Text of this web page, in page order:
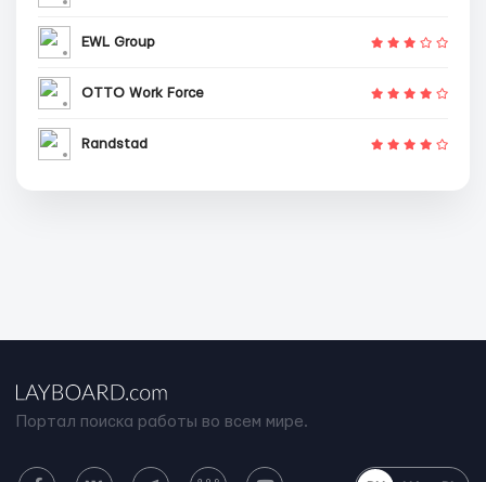
EWL Group
OTTO Work Force
Randstad
Портал поиска работы во всем мире.